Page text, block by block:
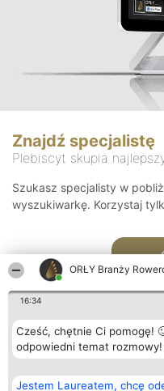
ORŁY Branży
16:34
Cześć, chętnie Ci pomogę!
odpowiedni temat rozmowy!
Jestem Laureatem, chcę
Znajdź specjalistę
Plebiscyt skupia
Szukasz specjalisty w
wyszukiwarkę. Korzystaj
Organizator plebiscytu
Bright Side Solutions sp. z o.